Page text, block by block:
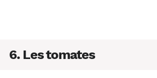
6. Les tomates